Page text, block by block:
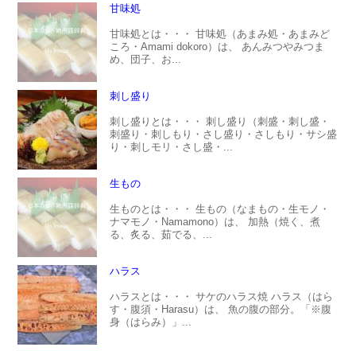
甘味処
甘味処とは・・・ 甘味処（あまみ処・あまみど
ころ・Amami dokoro）は、 あんみつやみつま
め、団子、お...
刺し盛り
刺し盛りとは・・・ 刺し盛り（刺盛・刺し盛・
刺盛り・刺しもり・さし盛り・さしもり・サシ盛
り・刺しモリ・さし盛・...
生もの
生ものとは・・・ 生もの（なまもの・生モノ・
ナマモノ・Namamono）は、 加熱（焼く、煮
る、炙る、茹でる、...
ハラス
ハラスとは・・・ サケのハラス焼 ハラス（はら
す・腹須・Harasu）は、 魚の腹の部分。「※腹
身（はらみ）」...